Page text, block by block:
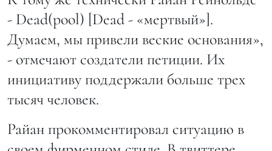
- Dead(pool) [Dead - «мертвый»].
Думаем, мы привели веские основания»,
- отмечают создатели петиции. Их
инициативу поддержали больше трех
тысяч человек.
Райан прокомментировал ситуацию в